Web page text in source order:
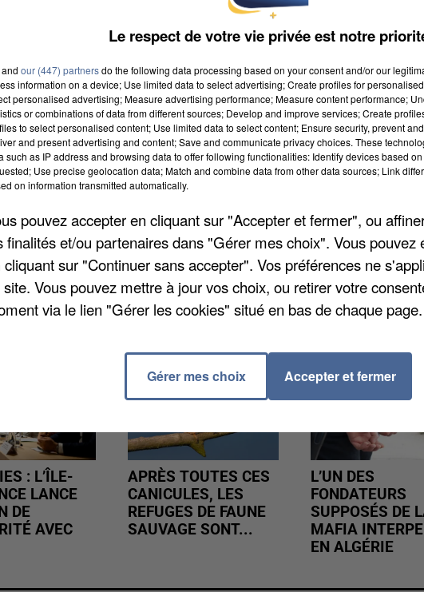
« Le Sénart » de l'école Gatinot ont lieu cet été. Le
plus agréable et calme. Mais la réhabilitation permettra
et de développer son autonomie. L'espace de
: L’ÎLE-
LANCE
DE
AVEC
APRÈS TOUTES CES
CANICULES, LES
REFUGES DE FAUNE
SAUVAGE SONT...
L’UN DES
FONDATEURS
SUPPOSÉS DE
MAFIA
EN ALGÉRIE
Le respect de votre vie privée est notre
our (447) partnersdo the following data processing based on your consent and/or our
information on a device; Use limited data to select advertising; Create profiles for
personalised advertising; Measure advertising performance; Measure content performance;
or combinations of data from different sources; Develop and improve services; Create
to select personalised content; Use limited data to select content; Ensure security, prevent
and present advertising and content; Save and communicate privacy choices. These
such as IP address and browsing data to offer following functionalities: Identify devices based
Use precise geolocation data; Match and combine data from other data sources; Link
on information transmitted automatically.
pouvez accepter en cliquant sur "Accepter et fermer", ou
finalités et/ou partenaires dans "Gérer mes choix". Vous pouvez
cliquant sur "Continuer sans accepter". Vos préférences ne
site. Vous pouvez mettre à jour vos choix, ou retirer votre
via le lien "Gérer les cookies" situé en bas de chaque page.
Gérer mes choix Accepter et fermer